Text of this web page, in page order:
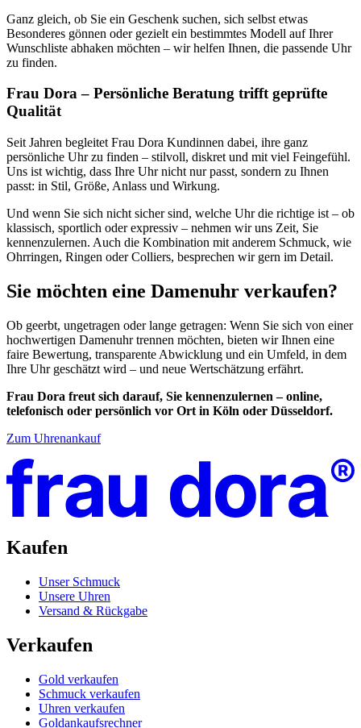
Ganz gleich, ob Sie ein Geschenk suchen, sich selbst etwas
Besonderes gönnen oder gezielt ein bestimmtes Modell auf Ihrer
Wunschliste abhaken möchten – wir helfen Ihnen, die passende Uhr
zu finden.
Frau Dora – Persönliche Beratung trifft geprüfte
Qualität
Seit Jahren begleitet Frau Dora Kundinnen dabei, ihre ganz
persönliche Uhr zu finden – stilvoll, diskret und mit viel Feingefühl.
Uns ist wichtig, dass Ihre Uhr nicht nur passt, sondern zu Ihnen
passt: in Stil, Größe, Anlass und Wirkung.
Und wenn Sie sich nicht sicher sind, welche Uhr die richtige ist – ob
klassisch, sportlich oder expressiv – nehmen wir uns Zeit, Sie
kennenzulernen. Auch die Kombination mit anderem Schmuck, wie
Ohrringen, Ringen oder Colliers, besprechen wir gern im Detail.
Sie möchten eine Damenuhr verkaufen?
Ob geerbt, ungetragen oder lange getragen: Wenn Sie sich von einer
hochwertigen Damenuhr trennen möchten, bieten wir Ihnen eine
faire Bewertung, transparente Abwicklung und ein Umfeld, in dem
Ihre Uhr geschätzt wird – und neue Wertschätzung erfährt.
Frau Dora freut sich darauf, Sie kennenzulernen – online,
telefonisch oder persönlich vor Ort in Köln oder Düsseldorf.
Zum Uhrenankauf
Kaufen
Unser Schmuck
Unsere Uhren
Versand & Rückgabe
Verkaufen
Gold verkaufen
Schmuck verkaufen
Uhren verkaufen
Goldankaufsrechner